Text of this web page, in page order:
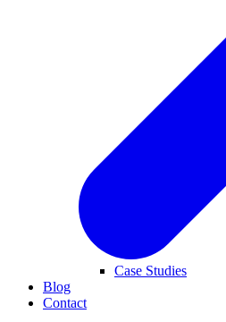
Case Studies
Blog
Contact